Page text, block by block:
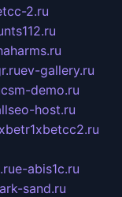
2.ru
ev-gallery.ru
csm-demo.ru
host.ru
e-abis1c.ru
sand.ru